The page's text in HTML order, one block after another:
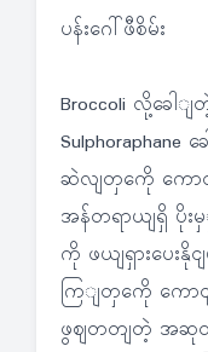
ပန်းဂေါ်ဖီစိမ်း
Broccoli လို့ခေါျတဲ့
Sulphoraphane
ဆဲလျတှကေို ကောင
အန်တရာယျရှိ ပိုးမှှ
ကို ဖယျရှားပေးနို
ကြျတှကေို ကောင
ဖွဈတတျတဲ့ အဆုတျ